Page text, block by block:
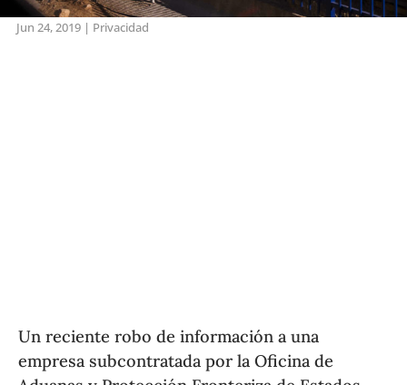
Jun 24, 2019| Privacidad
Un reciente robo de información a una
empresa subcontratada por la Oficina de